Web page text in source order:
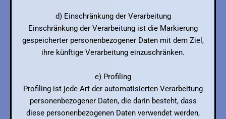
d) Einschränkung der Verarbeitung
Einschränkung der Verarbeitung ist die Markierung
gespeicherter personenbezogener Daten mit dem Ziel,
ihre künftige Verarbeitung einzuschränken.
e) Profiling
Profiling ist jede Art der automatisierten Verarbeitung
personenbezogener Daten, die darin besteht, dass
diese personenbezogenen Daten verwendet werden,